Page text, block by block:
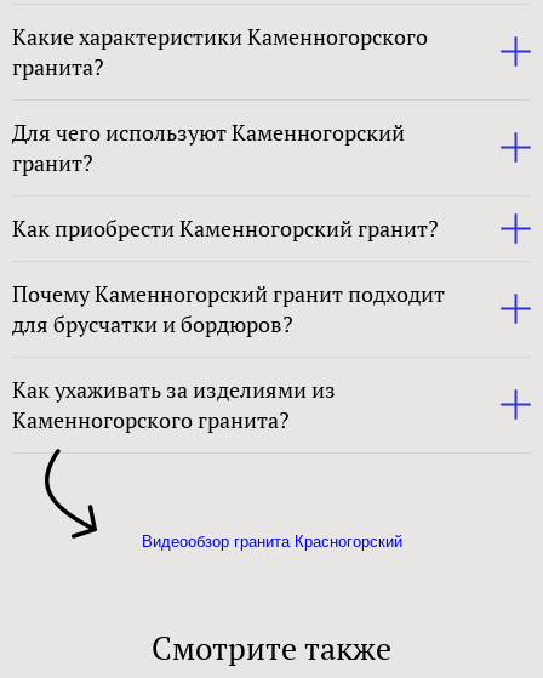
Какие характеристики Каменногорского
гранита?
Для чего используют Каменногорский
гранит?
Как приобрести Каменногорский гранит?
Почему Каменногорский гранит подходит
для брусчатки и бордюров?
Как ухаживать за изделиями из
Каменногорского гранита?
Видеообзор гранита Красногорский
Смотрите также